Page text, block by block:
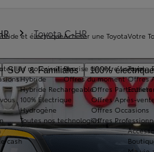
SUV & Familiales 100%
cash
et électrique
les motorisations
Hybride
Hybride Rechargeable
100% Électrique
Hydrogène
Toutes nos technologies
Acheter une Toyota
Reprise de votre voiture
Offres du moment
Offres Particuliers
Offres Après-
Offres Occasions
Offres
Votre
Toyota
Offres
Toyota C-HR